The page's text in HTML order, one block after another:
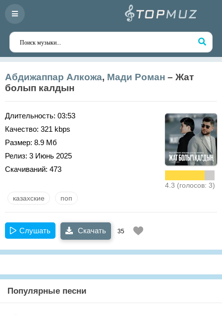
Абдижаппар Алкожа, Мади Роман – Жат
болып калдын
Длительность: 03:53
Качество: 321 kbps
Размер: 8.9 Мб
Релиз: 3 Июнь 2025
Скачиваний: 473
4.3 (голосов: 3)
казахские поп
Слушать Скачать 35
Популярные песни